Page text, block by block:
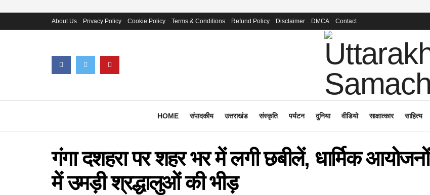
About Us Privacy Policy Cookie Policy Terms & Conditions Refund Policy Disclaimer DMCA Contact
HOME संपादकीय उत्तराखंड संस्कृति पर्यटन दुनिया वीडियो साक्षात्कार साहित्य
गंगा दशहरा पर शहर भर में लगी छबीलें, धार्मिक आयोजनों
में उमड़ी श्रद्धालुओं की भीड़